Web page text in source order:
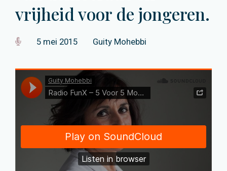
vrijheid voor de jongeren.
5 mei 2015 Guity Mohebbi